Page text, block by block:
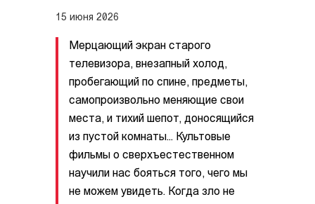
15 июня 2026
Мерцающий экран старого
телевизора, внезапный холод,
пробегающий по спине, предметы,
самопроизвольно меняющие свои
места, и тихий шепот, доносящийся
из пустой комнаты… Культовые
фильмы о сверхъестественном
научили нас бояться того, чего мы
не можем увидеть. Когда зло не